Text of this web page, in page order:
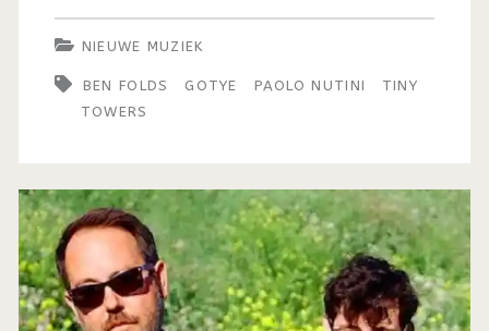
NIEUWE MUZIEK
BEN FOLDS GOTYE PAOLO NUTINI
TINY
TOWERS